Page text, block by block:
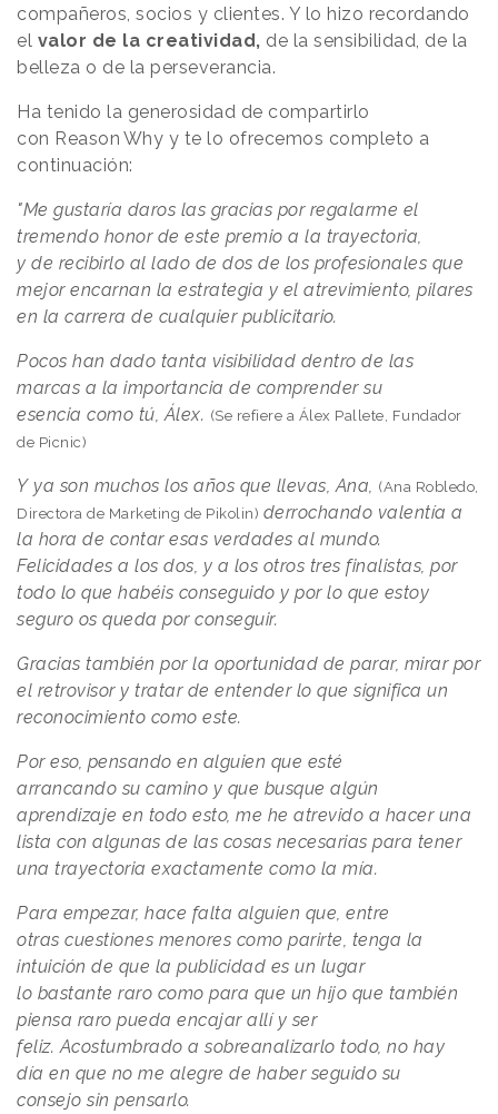
compañeros, socios y clientes. Y lo hizo recordando
el valor de la creatividad, de la sensibilidad, de la
belleza o de la perseverancia.
Ha tenido la generosidad de compartirlo
con Reason Why y te lo ofrecemos completo a
continuación:
"Me gustaría daros las gracias por regalarme el
tremendo honor de este premio a la trayectoria,
y de recibirlo al lado de dos de los profesionales que
mejor encarnan la estrategia y el atrevimiento, pilares
en la carrera de cualquier publicitario.
Pocos han dado tanta visibilidad dentro de las
marcas a la importancia de comprender su
esencia como tú, Álex. (Se refiere a Álex Pallete, Fundador
de Picnic)
Y ya son muchos los años que llevas, Ana, (Ana Robledo,
Directora de Marketing de Pikolin) derrochando valentía a
la hora de contar esas verdades al mundo.
Felicidades a los dos, y a los otros tres finalistas, por
todo lo que habéis conseguido y por lo que estoy
seguro os queda por conseguir.
Gracias también por la oportunidad de parar, mirar por
el retrovisor y tratar de entender lo que significa un
reconocimiento como este.
Por eso, pensando en alguien que esté
arrancando su camino y que busque algún
aprendizaje en todo esto, me he atrevido a hacer una
lista con algunas de las cosas necesarias para tener
una trayectoria exactamente como la mía.
Para empezar, hace falta alguien que, entre
otras cuestiones menores como parirte, tenga la
intuición de que la publicidad es un lugar
lo bastante raro como para que un hijo que también
piensa raro pueda encajar allí y ser
feliz. Acostumbrado a sobreanalizarlo todo, no hay
día en que no me alegre de haber seguido su
consejo sin pensarlo.